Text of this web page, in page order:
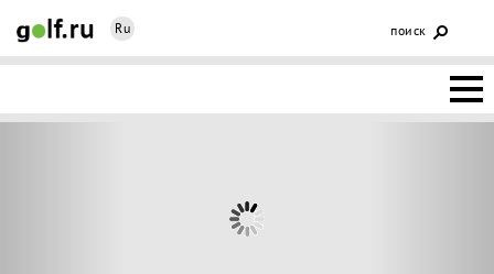
Ru поиск